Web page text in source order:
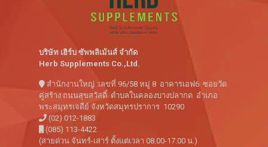
บริษัท เฮิร์บ ซัพพลิเม้นส์ จำกัด
Herb Supplements Co.,Ltd.
สำนักงานใหญ่ :เลขที่ 96/58 หมู่ 8 อาคารเอฟ6 ซอยวัด
คู่สร้าง ถนนสุขสวัสดิ์ ตำบลในคลองบางปลากด อำเภอ
พระสมุทรเจดีย์ จังหวัดสมุทรปราการ 10290
(02) 012-1883
(085) 113-4422
(สายด่วน จันทร์-เสาร์ ตั้งแต่เวลา 08.00-17.00 น.)